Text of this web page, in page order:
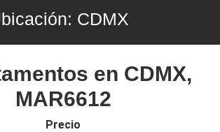
CDMX
en CDMX,
MAR6612
Precio